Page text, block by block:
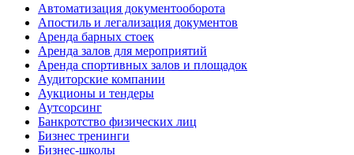
Автоматизация документооборота
Апостиль и легализация документов
Аренда барных стоек
Аренда залов для мероприятий
Аренда спортивных залов и площадок
Аудиторские компании
Аукционы и тендеры
Аутсорсинг
Банкротство физических лиц
Бизнес тренинги
Бизнес-школы